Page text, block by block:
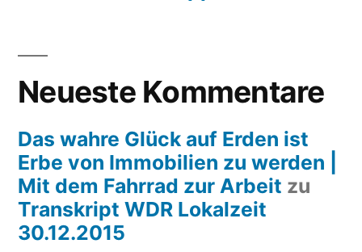
Neueste Kommentare
Das wahre Glück auf Erden ist
Erbe von Immobilien zu werden |
Mit dem Fahrrad zur Arbeit zu
Transkript WDR Lokalzeit
30.12.2015